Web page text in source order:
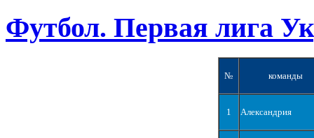
Футбол. Первая лига
№ команды
1 Александрия